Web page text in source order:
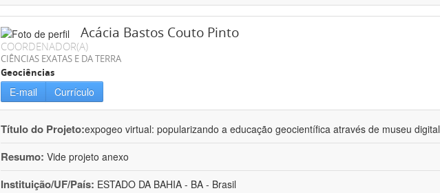
Acácia Bastos Couto Pinto
COORDENADOR(A)
CIÊNCIAS EXATAS E DA TERRA
Geociências
E-mail Currículo
Título do Projeto:expogeo virtual: popularizando a educação geocientífica através de museu digital
Resumo: Vide projeto anexo
Instituição/UF/País: ESTADO DA BAHIA - BA - Brasil